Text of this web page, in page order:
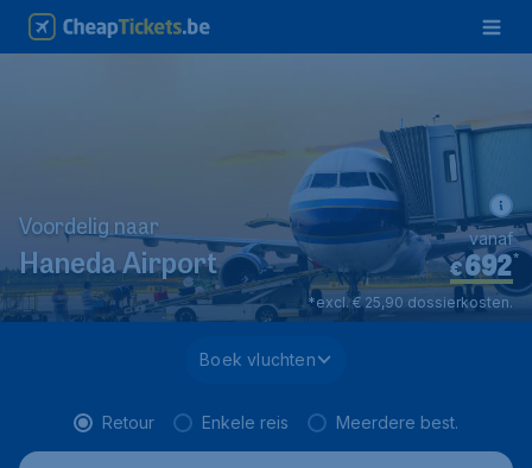
Voordelig naar
Haneda Airport €692*
vanaf
*excl. € 25,90 dossierkosten.
Boek vluchten
Retour Enkele reis Meerdere best.